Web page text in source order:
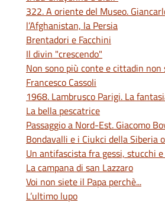
322. A oriente del Museo.
l’Afghanistan, la Persia
Brentadori e Facchini
Il divin "crescendo"
Non sono più conte e cittadin non
Francesco Cassoli
1968. Lambrusco Parigi. La
La bella pescatrice
Passaggio a Nord-Est. Giacomo
Bondavalli e i Ciukci della Siberia
Un antifascista fra gessi, stucchi
La campana di san Lazzaro
Voi non siete il Papa perchè...
L’ultimo lupo